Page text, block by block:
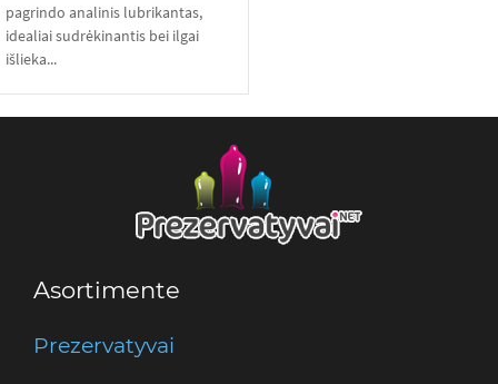
pagrindo analinis lubrikantas,
idealiai sudrėkinantis bei ilgai
išlieka...
Asortimente
Prezervatyvai